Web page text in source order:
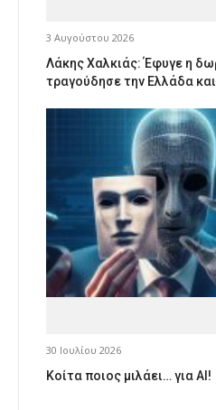
3 Αυγούστου 2026
Λάκης Χαλκιάς: Έφυγε η
τραγούδησε την Ελλάδα
30 Ιουλίου 2026
Κοίτα ποιος μιλάει… για AI!